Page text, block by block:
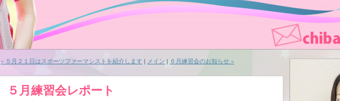
« ５月２１日はスポーツファーマシストを紹介します | メイン | ６月練習会のお知らせ »
５月練習会レポート